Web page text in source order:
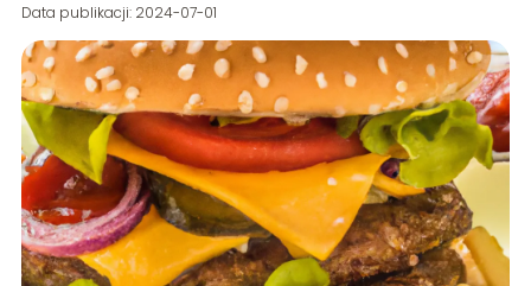
Data publikacji: 2024-07-01